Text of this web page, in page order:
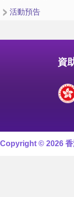
活動預告
資
Copyright © 2026 香